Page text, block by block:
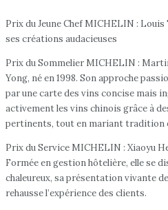
Prix du Jeune Chef MICHELIN :
ses créations audacieuses
Prix du Sommelier MICHELIN :
Yong, né en 1998. Son approche
par une carte des vins concise mais
activement les vins chinois grâce à
pertinents, tout en mariant tradition
Prix du Service MICHELIN : Xiaoyu
Formée en gestion hôtelière, elle se
chaleureux, sa présentation vivante
rehausse l’expérience des clients.